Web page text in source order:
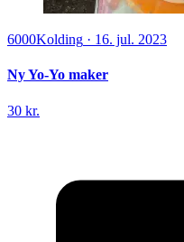
6000Kolding · 16. jul. 2023
Ny Yo-Yo maker
30 kr.